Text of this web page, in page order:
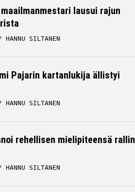
lausui rajun
HANNU SILTANEN
Pajarin kartanlukija ällistyi
HANNU SILTANEN
rehellisen mielipiteensä rallin
HANNU SILTANEN